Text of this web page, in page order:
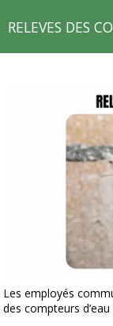
RELEVES DES
Les employés
des compteurs